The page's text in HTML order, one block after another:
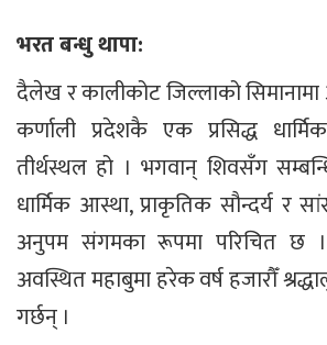
भरत बन्धु थापा:
दैलेख र कालीकोट जिल्लाको
कर्णाली प्रदेशकै एक प्रसिद्ध
तीर्थस्थल हो । भगवान् शिवसँग
धार्मिक आस्था, प्राकृतिक सौन्दर्य र
अनुपम संगमका रूपमा परिचित छ
अवस्थित महाबुमा हरेक वर्ष हजारौँ
गर्छन् ।